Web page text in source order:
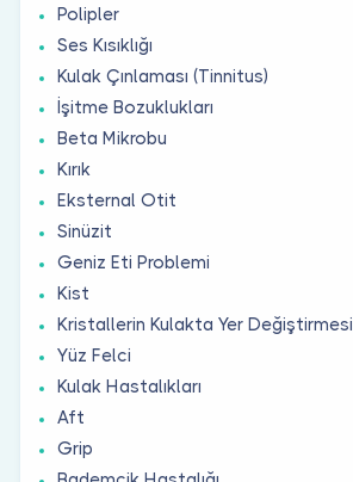
Polipler
Ses Kısıklığı
Kulak Çınlaması (Tinnitus)
İşitme Bozuklukları
Beta Mikrobu
Kırık
Eksternal Otit
Sinüzit
Geniz Eti Problemi
Kist
Kristallerin Kulakta Yer Değiştirmesi
Yüz Felci
Kulak Hastalıkları
Aft
Grip